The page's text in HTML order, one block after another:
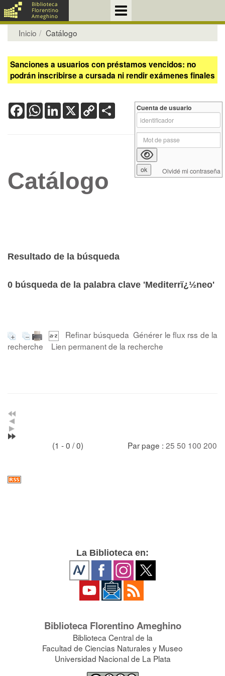
Inicio Catálogo
Sanciones a usuarios con préstamos vencidos: no
podrán inscribirse a cursada ni rendir exámenes finales
FacebookWhatsApp
LinkedIn
X Copy
Link
Catálogo
Resultado de la búsqueda
0 búsqueda de la palabra clave 'Mediterrï¿½neo'
Refinar búsqueda Générer le flux rss de la
recherche
Lien permanent de la recherche
(1 - 0 / 0) Par page : 25 50 100 200
Cuenta de usuario
Olvidé mi contraseña
La Biblioteca en:
Biblioteca Florentino Ameghino
Biblioteca Central de la
Facultad de Ciencias Naturales y Museo
Universidad Nacional de La Plata